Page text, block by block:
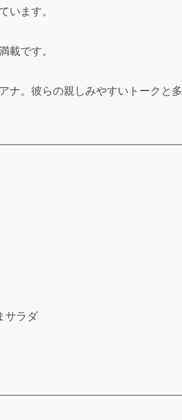
います。
載です。
ナ。彼らの親しみやすいトークと多
サラダ